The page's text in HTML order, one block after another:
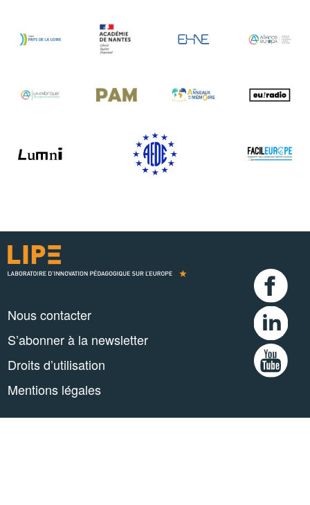
Nous contacter
S’abonner à la newsletter
Droits d’utilisation
Mentions légales